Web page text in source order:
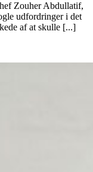
Zouher Abdullatif,
udfordringer i det
af at skulle [...]